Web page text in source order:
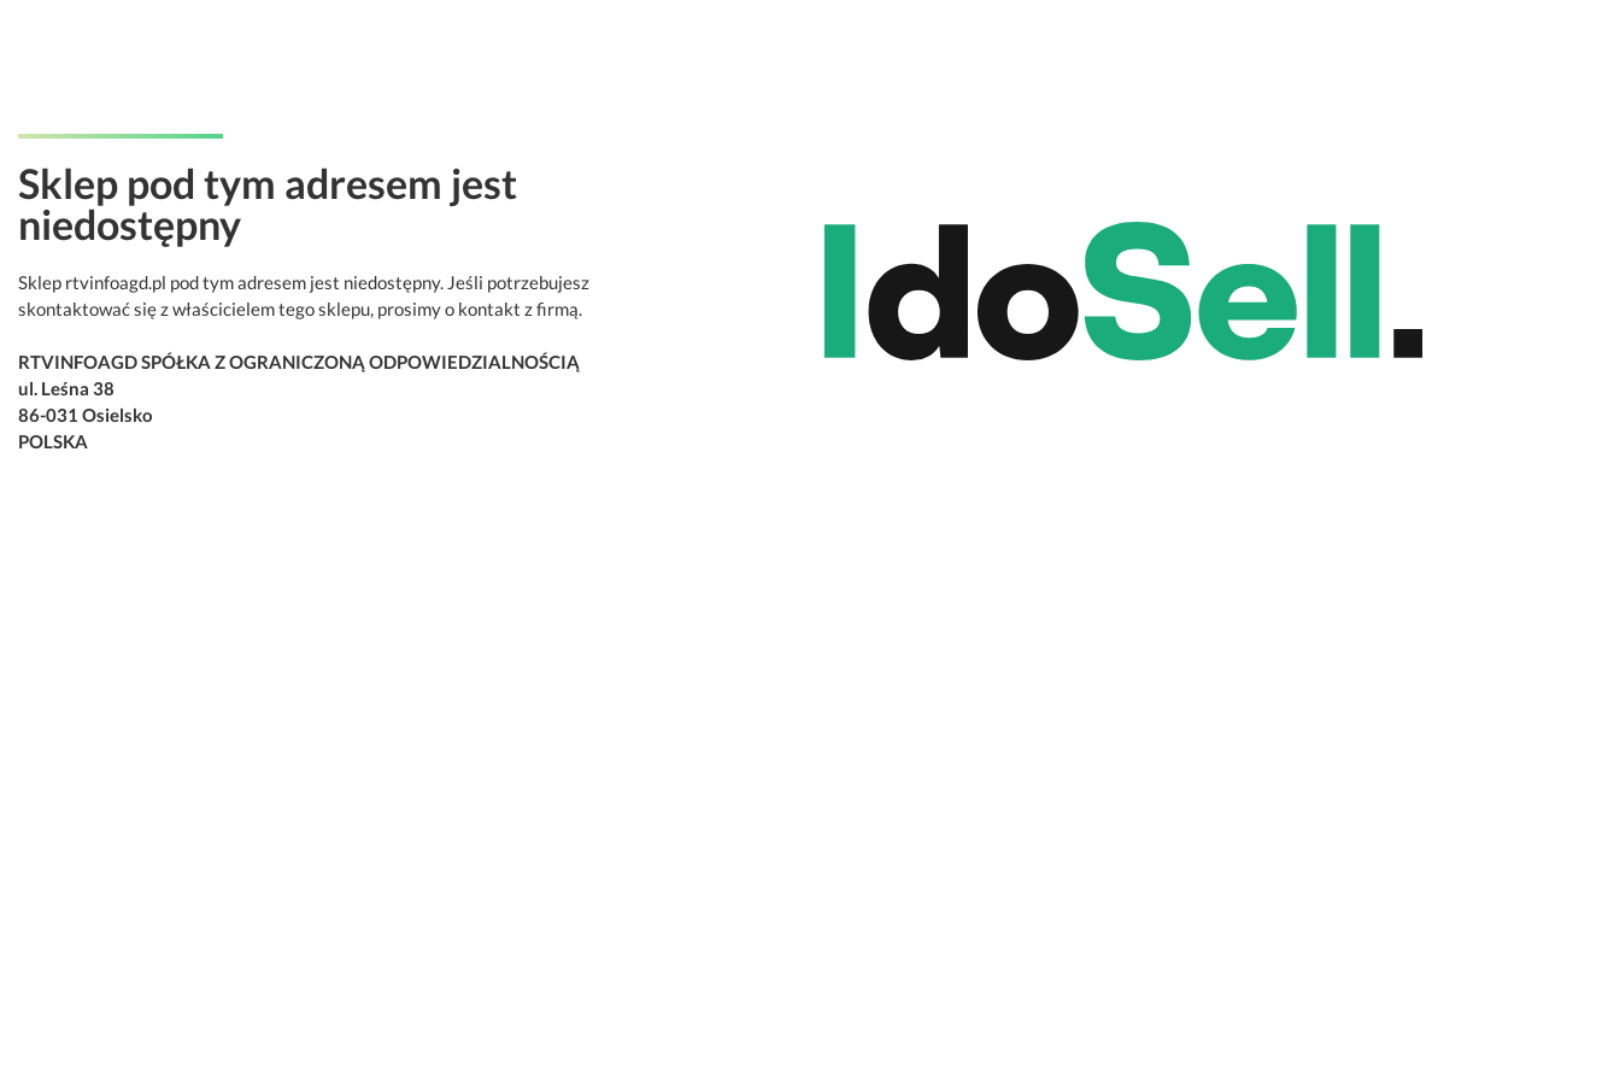
Sklep pod tym adresem jest
niedostępny
Sklep rtvinfoagd.pl pod tym adresem jest niedostępny. Jeśli potrzebujesz
skontaktować się z właścicielem tego sklepu, prosimy o kontakt z firmą.
RTVINFOAGD SPÓŁKA Z OGRANICZONĄ ODPOWIEDZIALNOŚCIĄ
ul. Leśna 38
86-031 Osielsko
POLSKA